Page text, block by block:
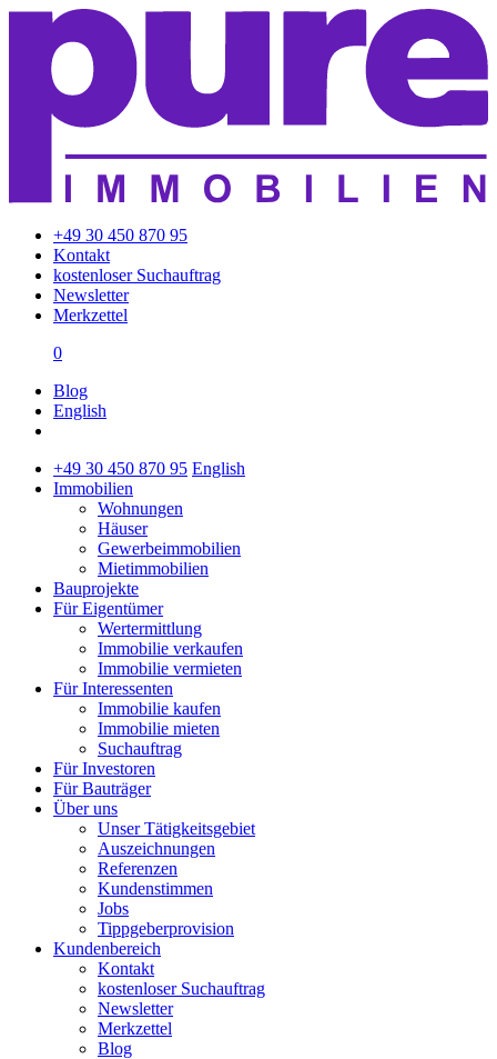
+49 30 450 870 95
Kontakt
kostenloser Suchauftrag
Newsletter
Merkzettel
0
Blog
English
+49 30 450 870 95 English
Immobilien
Wohnungen
Häuser
Gewerbeimmobilien
Mietimmobilien
Bauprojekte
Für Eigentümer
Wertermittlung
Immobilie verkaufen
Immobilie vermieten
Für Interessenten
Immobilie kaufen
Immobilie mieten
Suchauftrag
Für Investoren
Für Bauträger
Über uns
Unser Tätigkeitsgebiet
Auszeichnungen
Referenzen
Kundenstimmen
Jobs
Tippgeberprovision
Kundenbereich
Kontakt
kostenloser Suchauftrag
Newsletter
Merkzettel
Blog